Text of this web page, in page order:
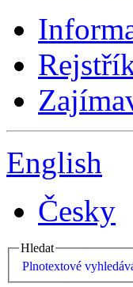
English
Česky
Hledat
Plnotextové